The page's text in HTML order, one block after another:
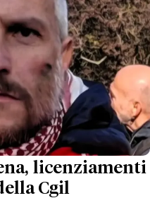
licenziamenti
Cgil